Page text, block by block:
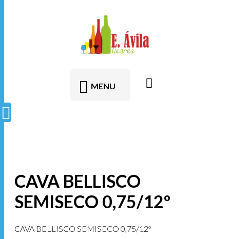
MENU
CAVA BELLISCO
SEMISECO 0,75/12º
CAVA BELLISCO SEMISECO 0,75/12º